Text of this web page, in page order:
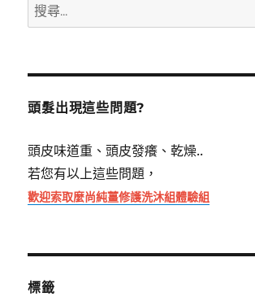
搜
尋
鍵
頭髮出現這些問題?
頭皮味道重、頭皮發癢、乾燥..
若您有以上這些問題，
歡迎索取麼尚純薑修護洗沐組體驗組
標籤